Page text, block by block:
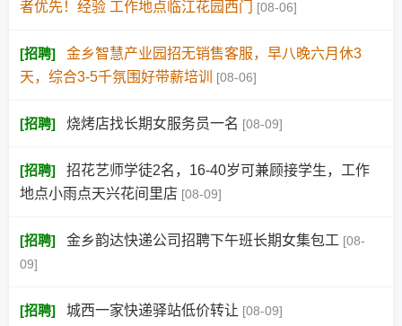
者优先！经验 工作地点临江花园西门
[08-06]
[招聘]
金乡智慧产业园招无销售客服，早八晚六月休3
天，综合3-5千氛围好带薪培训
[08-06]
[招聘] 烧烤店找长期女服务员一名 [08-09]
[招聘]
招花艺师学徒2名，16-40岁可兼顾接学生，工作
地点小雨点天兴花间里店 [08-09]
[招聘] 金乡韵达快递公司招聘下午班长期女集包工 [08-
09]
[招聘] 城西一家快递驿站低价转让 [08-09]